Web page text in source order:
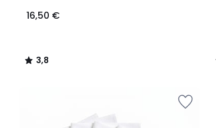
16,50 €
3,8
/